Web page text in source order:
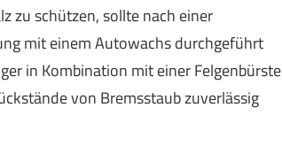
zu schützen, sollte nach einer
mit einem Autowachs durchgeführt
in Kombination mit einer Felgenbürste
von Bremsstaub zuverlässig